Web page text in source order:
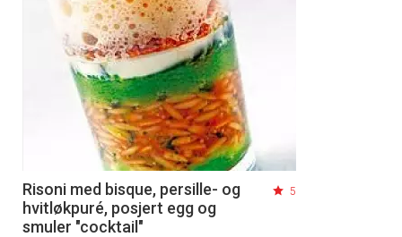
Risoni med bisque, persille- og
hvitløkpuré, posjert egg og
smuler "cocktail"
5